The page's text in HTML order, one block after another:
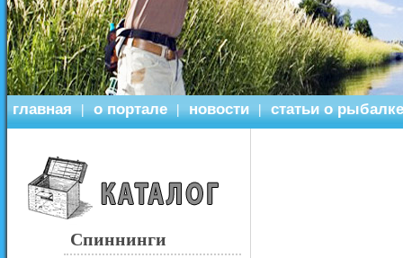
главная | о портале | новости | статьи о рыбалке
Спиннинги